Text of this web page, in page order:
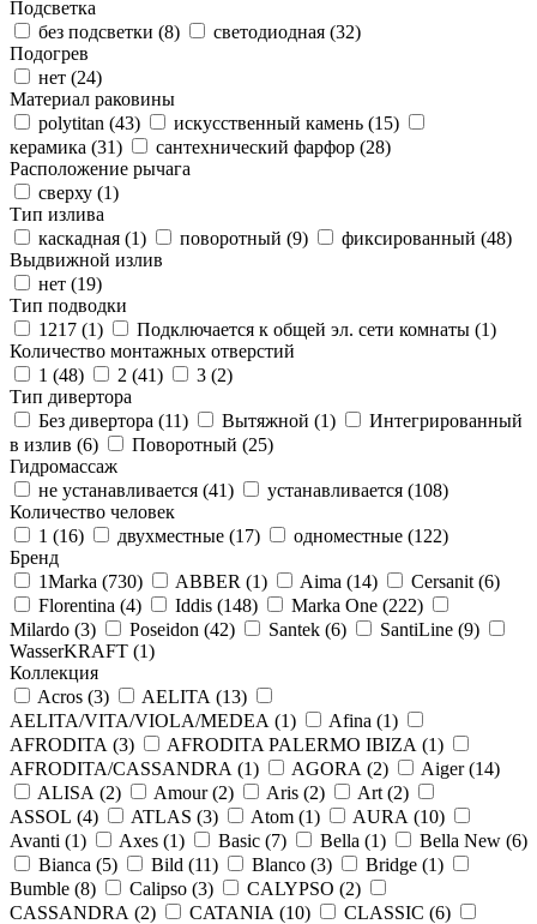
Подсветка
без подсветки (8) светодиодная (32)
Подогрев
нет (24)
Материал раковины
polytitan (43) искусственный камень (15)
керамика (31) сантехнический фарфор (28)
Расположение рычага
сверху (1)
Тип излива
каскадная (1) поворотный (9) фиксированный (48)
Выдвижной излив
нет (19)
Тип подводки
1217 (1) Подключается к общей эл. сети комнаты (1)
Количество монтажных отверстий
1 (48) 2 (41) 3 (2)
Тип дивертора
Без дивертора (11) Вытяжной (1)
Интегрированный
в излив (6) Поворотный (25)
Гидромассаж
не устанавливается (41) устанавливается (108)
Количество человек
1 (16) двухместные (17) одноместные (122)
Бренд
1Marka (730) ABBER (1) Aima (14) Cersanit (6)
Florentina (4) Iddis (148) Marka One (222)
Milardo (3) Poseidon (42) Santek (6) SantiLine (9)
WasserKRAFT (1)
Коллекция
Acros (3) AELITA (13)
AELITA/VITA/VIOLA/MEDEA (1) Afina (1)
AFRODITA (3) AFRODITA PALERMO IBIZA (1)
AFRODITA/CASSANDRA (1) AGORA (2) Aiger (14)
ALISA (2) Amour (2) Aris (2) Art (2)
ASSOL (4) ATLAS (3) Atom (1) AURA (10)
Avanti (1) Axes (1) Basic (7) Bella (1) Bella New (6)
Bianca (5) Bild (11) Blanco (3) Bridge (1)
Bumble (8) Calipso (3) CALYPSO (2)
CASSANDRA (2) CATANIA (10) CLASSIC (6)